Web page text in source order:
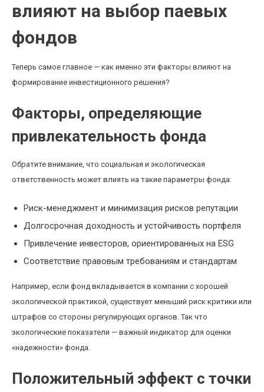
влияют на выбор паевых
фондов
Теперь самое главное — как именно эти факторы влияют на
формирование инвестиционного решения?
Факторы, определяющие
привлекательность фонда
Обратите внимание, что социальная и экологическая
ответственность может влиять на такие параметры фонда:
Риск-менеджмент и минимизация рисков репутации
Долгосрочная доходность и устойчивость портфеля
Привлечение инвесторов, ориентированных на ESG
Соответствие правовым требованиям и стандартам
Например, если фонд вкладывается в компании с хорошей
экологической практикой, существует меньший риск критики или
штрафов со стороны регулирующих органов. Так что
экологические показатели — важный индикатор для оценки
«надежности» фонда.
Положительный эффект с точки